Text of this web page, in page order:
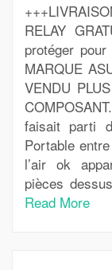
RELAY
protéger pour
MARQUE
VENDU
faisait parti
Portable
l’air ok
pièces
Read More